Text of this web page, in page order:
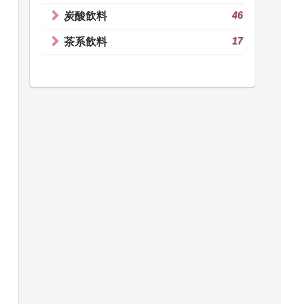
炭酸飲料 46
茶系飲料 17